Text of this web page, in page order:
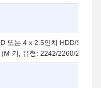
사 소개
또는 4 x 2.5인치 HDD/SSD
키, 유형: 2242/2260/2280)